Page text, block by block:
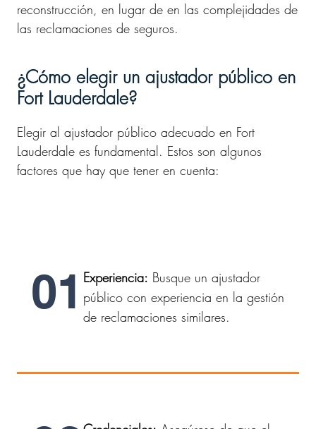
reconstrucción, en lugar de en las complejidades de
las reclamaciones de seguros.
¿Cómo elegir un ajustador público en
Fort Lauderdale?
Elegir al ajustador público adecuado en Fort
Lauderdale es fundamental. Estos son algunos
factores que hay que tener en cuenta:
01 Experiencia: Busque un ajustador
público con experiencia en la gestión
de reclamaciones similares.